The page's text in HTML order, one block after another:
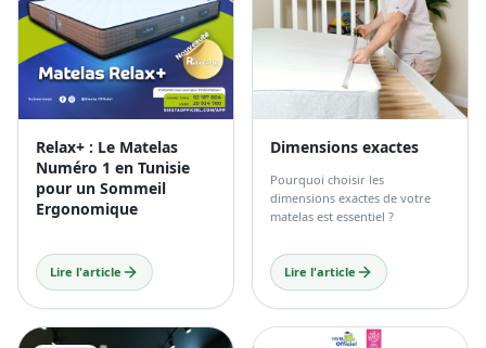
Relax+ : Le Matelas
Numéro 1 en Tunisie
pour un Sommeil
Ergonomique
Lire l'article
Dimensions exactes
Pourquoi choisir les
dimensions exactes de votre
matelas est essentiel ?
Lire l'article